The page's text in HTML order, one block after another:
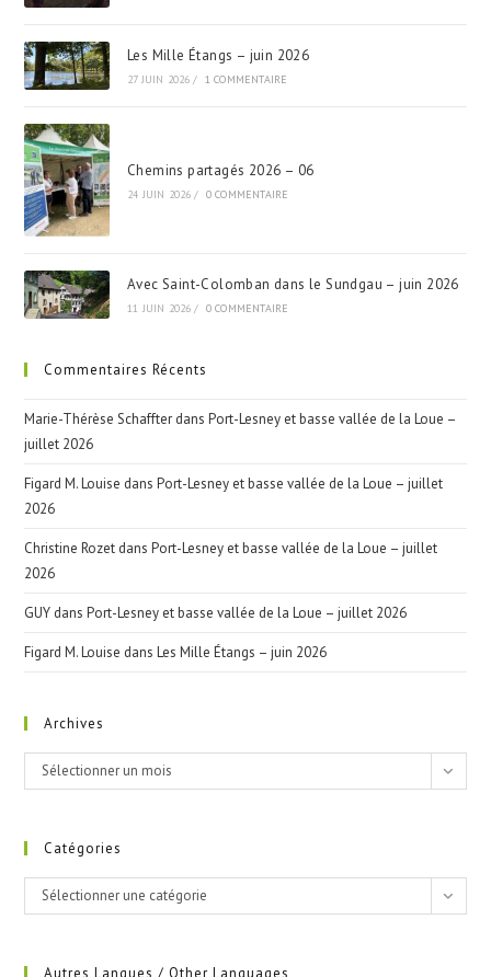
Les Mille Étangs – juin 2026
27 JUIN 2026 / 1 COMMENTAIRE
Chemins partagés 2026 – 06
24 JUIN 2026 / 0 COMMENTAIRE
Avec Saint-Colomban dans le Sundgau – juin 2026
11 JUIN 2026 / 0 COMMENTAIRE
Commentaires Récents
Marie-Thérèse Schaffter dansPort-Lesney et basse vallée de la Loue –
juillet 2026
Figard M. Louise dansPort-Lesney et basse vallée de la Loue – juillet
2026
Christine Rozet dansPort-Lesney et basse vallée de la Loue – juillet
2026
GUY dansPort-Lesney et basse vallée de la Loue – juillet 2026
Figard M. Louise dansLes Mille Étangs – juin 2026
Archives
Archives
Sélectionner un mois
Catégories
Catégories
Sélectionner une catégorie
Autres Langues / Other Languages